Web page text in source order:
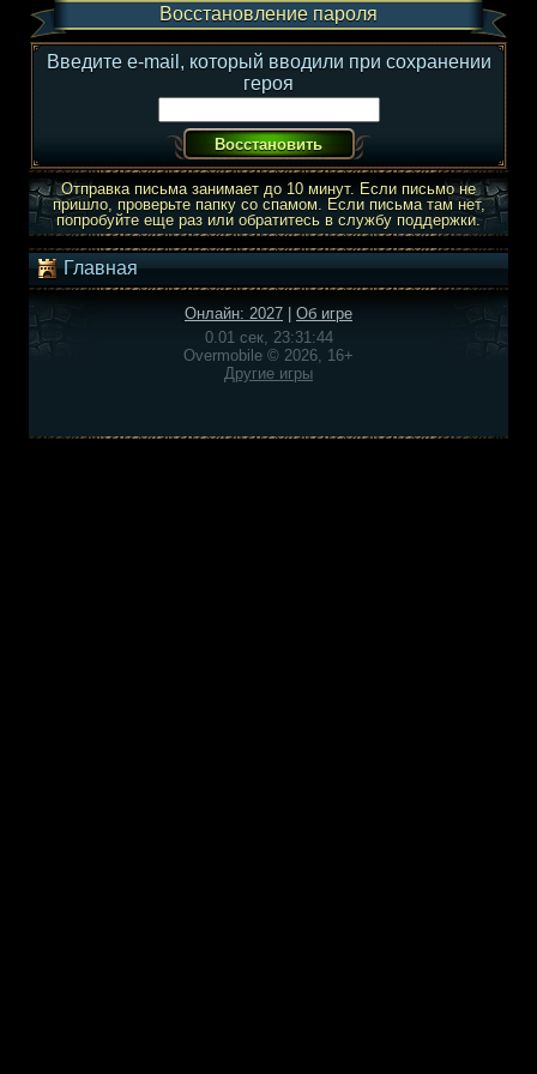
Восстановление пароля
Введите e-mail, который вводили при сохранении
героя
Отправка письма занимает до 10 минут. Если письмо не
пришло, проверьте папку со спамом. Если письма там нет,
попробуйте еще раз или обратитесь в службу поддержки.
Главная
Онлайн: 2027
Об игре
0.01 сек, 23:31:44
Overmobile © 2026, 16+
Другие игры